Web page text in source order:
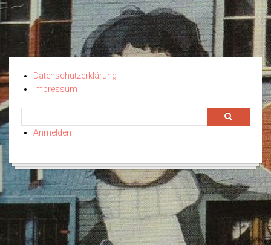
Datenschutzerklärung
Impressum
SEARCH
Anmelden